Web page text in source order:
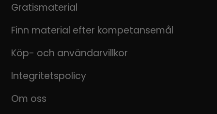
Gratismaterial
Finn material efter kompetansemål
Köp- och användarvillkor
Integritetspolicy
Om oss